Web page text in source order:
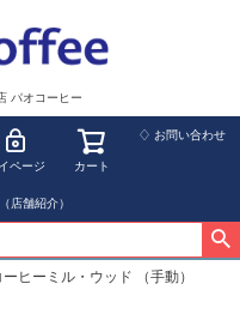
パオコーヒー
ページ カート
♢ お問い合わせ
店舗紹介）
ヒーミル・ウッド （手動）